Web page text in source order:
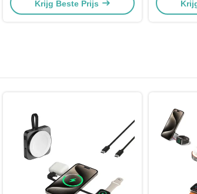
Krijg Beste Prijs